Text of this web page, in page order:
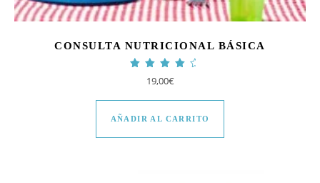
CONSULTA NUTRICIONAL BÁSICA
Valorado con
4.63
de 5
19,00€
AÑADIR AL CARRITO